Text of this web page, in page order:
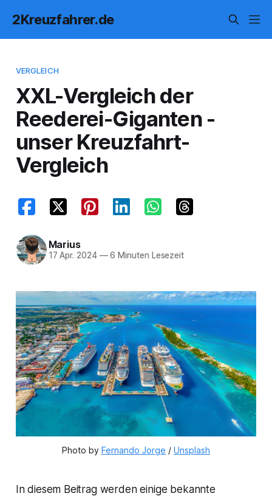
2Kreuzfahrer.de
VERGLEICH
XXL-Vergleich der
Reederei-Giganten -
unser Kreuzfahrt-
Vergleich
Marius
17 Apr. 2024 —6 Minuten Lesezeit
Photo by Fernando Jorge / Unsplash
In diesem Beitrag werden einige bekannte